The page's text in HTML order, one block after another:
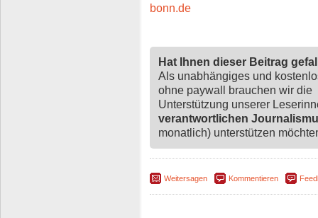
bonn.de
Hat Ihnen dieser Beitrag
Als unabhängiges und
ohne paywall brauchen wir die
Unterstützung unserer
verantwortlichen
monatlich) unterstützen
Weitersagen Kommentieren